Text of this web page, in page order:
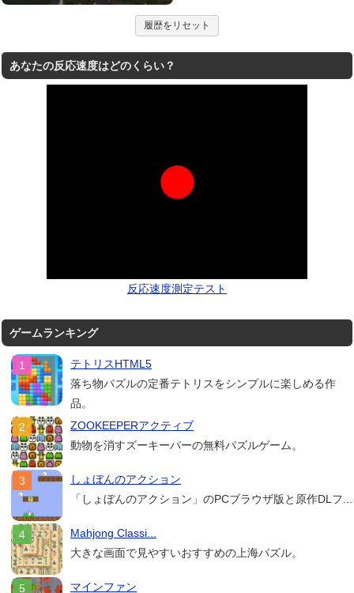
履歴をリセット
あなたの反応速度はどのくらい？
反応速度測定テスト
ゲームランキング
テトリスHTML5
落ち物パズルの定番テトリスをシンプルに楽しめる作
品。
ZOOKEEPERアクティブ
動物を消すズーキーパーの無料パズルゲーム。
しょぼんのアクション
「しょぼんのアクション」のPCブラウザ版と原作DLフ...
Mahjong Classi...
大きな画面で見やすいおすすめの上海パズル。
マインファン